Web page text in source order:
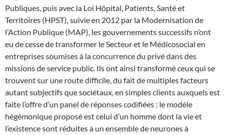
Publiques, puis avec la Loi Hôpital, Patients, Santé et
Territoires (HPST), suivie en 2012 par la Modernisation de
l’Action Publique (MAP), les gouvernements successifs n’ont
eu de cesse de transformer le Secteur et le Médicosocial en
entreprises soumises à la concurrence du privé dans des
missions de service public. Ils ont ainsi transformé ceux qui se
trouvent sur une route difficile, du fait de multiples facteurs
autant subjectifs que sociétaux, en simples clients auxquels est
faite l’offre d’un panel de réponses codifiées : le modèle
hégémonique proposé est celui d’un homme dont la vie et
l’existence sont réduites à un ensemble de neurones à